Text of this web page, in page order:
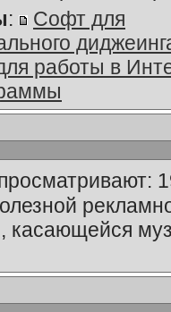
:
Софт для
работы в
касающейся